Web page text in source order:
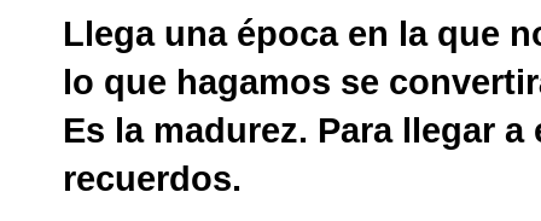
Llega una época en la que
lo que hagamos se
Es la madurez. Para llegar
recuerdos.